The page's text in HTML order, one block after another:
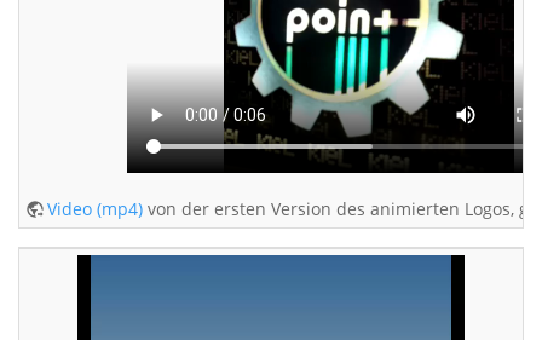
Video (mp4) von der ersten Version des animierten Logos,